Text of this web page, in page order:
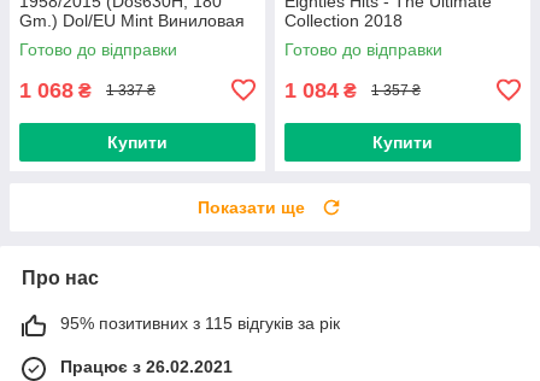
Gm.) Dol/EU Mint Виниловая
пластинка (art.234454)
Готово до відправки
1 068 ₴ 1 337 ₴
Купити
Collection 2018
(0190758737713) Sony
Music/EU Mint
Готово до відправки
1 084 ₴ 1 357 ₴
Купити
Показати ще
Про нас
95% позитивних з 115 відгуків за рік
Працює з 26.02.2021